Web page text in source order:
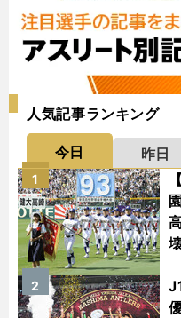
人気記事ランキング
今日 昨日
1
2